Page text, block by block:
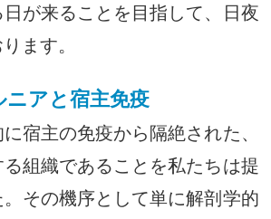
が来ることを目指して、日夜
ます。
ニアと宿主免疫
宿主の免疫から隔絶された、
組織であることを私たちは提
その機序として単に解剖学的